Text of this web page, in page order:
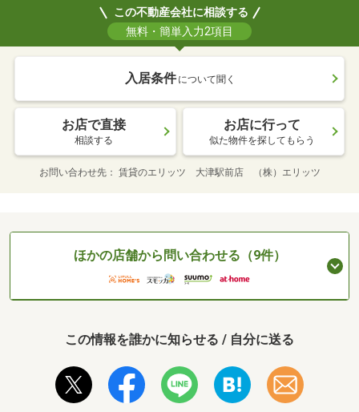
この不動産会社に相談する
無料・簡単入力2項目
入居条件 について聞く
お店で直接
相談する
お店に行って
似た物件を探してもらう
お問い合わせ先 賃貸のエリッツ 大津駅前店 （株）エリッツ
ほかの店舗から問い合わせる（9件）
この情報を誰かに知らせる / 自分に送る